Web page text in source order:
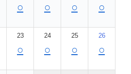
○ ○ ○ ○
23
○
24
○
25
○
26
○